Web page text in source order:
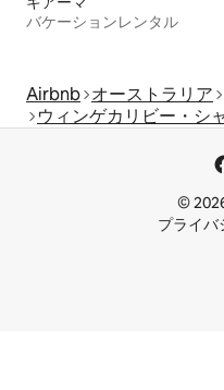
バケーションレンタル
Airbnb オーストラリア
ウィンゲカリビー・シ
©
プライバ